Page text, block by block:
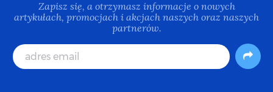
Zapisz się, a otrzymasz informacje o nowych
artykułach, promocjach i akcjach naszych oraz naszych
partnerów.